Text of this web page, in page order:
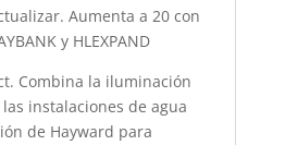
Aumenta a 20 con
y HLEXPAND
Combina la iluminación
las instalaciones de agua
de Hayward para